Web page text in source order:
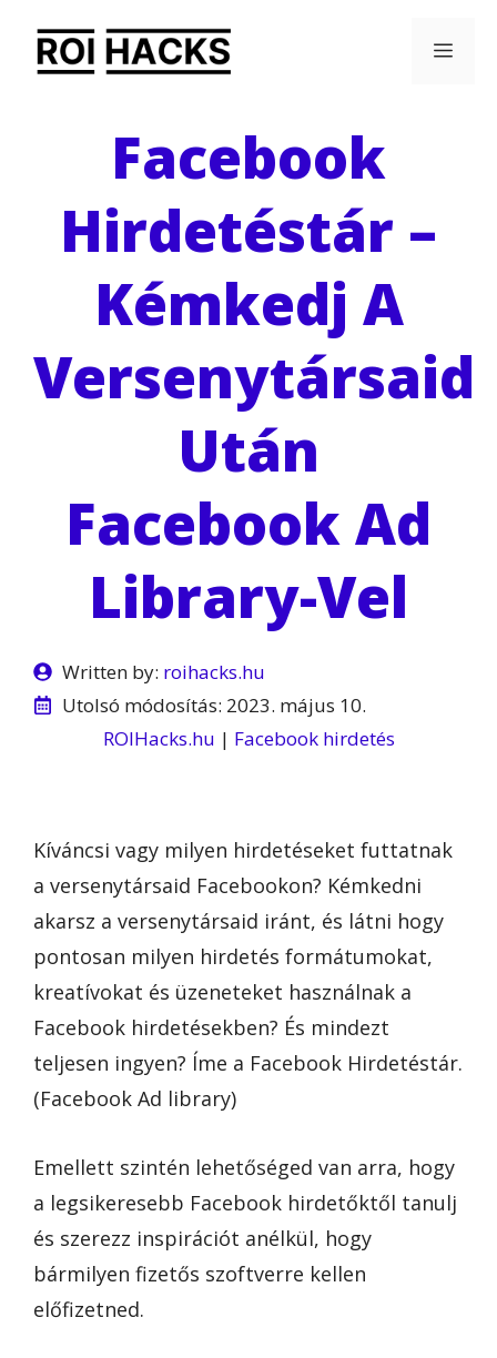
Facebook
Hirdetéstár –
Kémkedj A
Versenytársaid
Után
Facebook Ad
Library-Vel
Written by: roihacks.hu
Utolsó módosítás: 2023. május 10.
ROIHacks.hu | Facebook hirdetés
Kíváncsi vagy milyen hirdetéseket futtatnak
a versenytársaid Facebookon? Kémkedni
akarsz a versenytársaid iránt, és látni hogy
pontosan milyen hirdetés formátumokat,
kreatívokat és üzeneteket használnak a
Facebook hirdetésekben? És mindezt
teljesen ingyen? Íme a Facebook Hirdetéstár.
(Facebook Ad library)
Emellett szintén lehetőséged van arra, hogy
a legsikeresebb Facebook hirdetőktől tanulj
és szerezz inspirációt anélkül, hogy
bármilyen fizetős szoftverre kellen
előfizetned.